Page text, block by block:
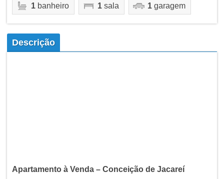
1banheiro 1sala 1garagem
Descrição
Apartamento à Venda – Conceição de Jacareí